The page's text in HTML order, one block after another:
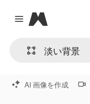
Close menu
Magnific
AI 画像を作成